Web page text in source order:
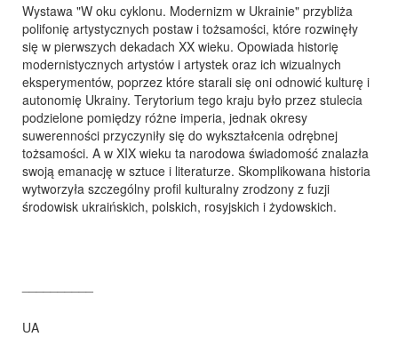
Wystawa "W oku cyklonu. Modernizm w Ukrainie" przybliża
polifonię artystycznych postaw i tożsamości, które rozwinęły
się w pierwszych dekadach XX wieku. Opowiada historię
modernistycznych artystów i artystek oraz ich wizualnych
eksperymentów, poprzez które starali się oni odnowić kulturę i
autonomię Ukrainy. Terytorium tego kraju było przez stulecia
podzielone pomiędzy różne imperia, jednak okresy
suwerenności przyczyniły się do wykształcenia odrębnej
tożsamości. A w XIX wieku ta narodowa świadomość znalazła
swoją emanację w sztuce i literaturze. Skomplikowana historia
wytworzyła szczególny profil kulturalny zrodzony z fuzji
środowisk ukraińskich, polskich, rosyjskich i żydowskich.
UA